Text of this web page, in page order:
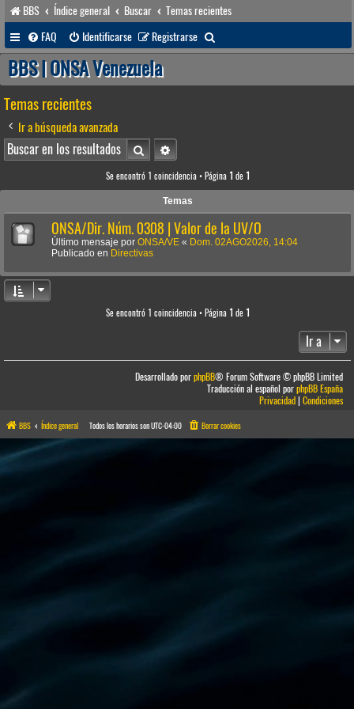
BBS Índice general Buscar
Temas recientes
FAQ
Identificarse Registrarse
u
BBS | ONSA Venezuela
Temas recientes
Ir a búsqueda avanzada
BuscarBúsqueda avanzada
Se encontró 1 coincidencia • Página 1 de 1
Temas
ONSA/Dir. Núm. 0308 | Valor de la UV/O
Último mensaje por ONSA/VE « Dom. 02AGO2026, 14:04
Publicado en Directivas
Se encontró 1 coincidencia • Página 1 de 1
Ir a
Desarrollado porphpBB® Forum Software © phpBB Limited
Traducción al español porphpBB España
Privacidad|Condiciones
BBS Índice general Todos los horarios sonUTC-04:00 Borrar cookies